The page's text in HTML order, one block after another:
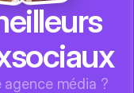
sociaux
agence média ?